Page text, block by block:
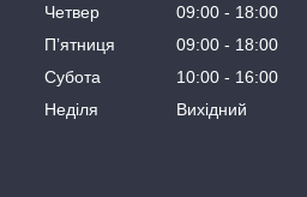
Четвер
09:00
18:00
Пʼятниця
09:00
18:00
Субота
10:00
16:00
Неділя
Вихідний